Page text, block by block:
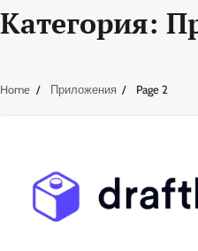
Категория:
Home Приложения Page 2